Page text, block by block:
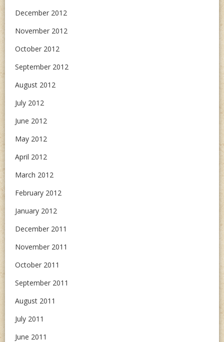
December 2012
November 2012
October 2012
September 2012
August 2012
July 2012
June 2012
May 2012
April 2012
March 2012
February 2012
January 2012
December 2011
November 2011
October 2011
September 2011
August 2011
July 2011
June 2011